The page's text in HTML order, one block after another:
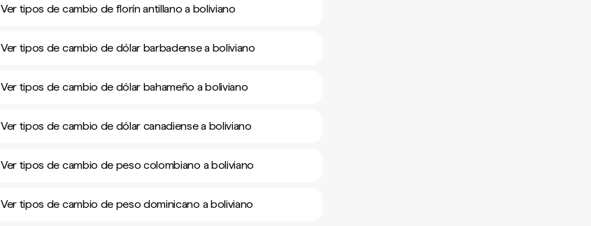
Ver tipos de cambio de florín antillano a boliviano
Ver tipos de cambio de dólar barbadense a boliviano
Ver tipos de cambio de dólar bahameño a boliviano
Ver tipos de cambio de dólar canadiense a boliviano
Ver tipos de cambio de peso colombiano a boliviano
Ver tipos de cambio de peso dominicano a boliviano